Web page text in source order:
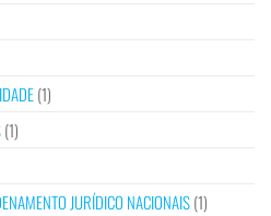
(1)
(1)
JURÍDICO NACIONAIS(1)